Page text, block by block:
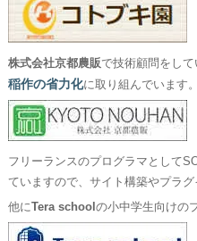
株式会社京都農販で技術顧問をして
稲作の省力化に取り組んでいます。
フリーランスのプログラマとして
ていますので、サイト構築やプラグ
他にTera school の小中学生向けの